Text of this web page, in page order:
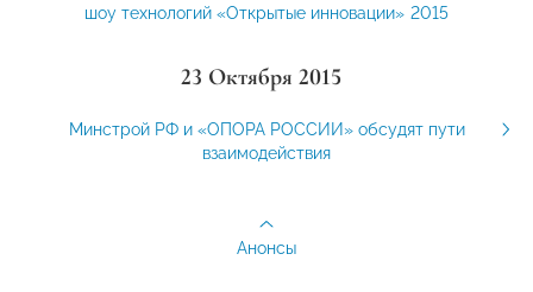
шоу технологий «Открытые инновации» 2015
23 Октября 2015
Минстрой РФ и «ОПОРА РОССИИ» обсудят пути
взаимодействия
Анонсы